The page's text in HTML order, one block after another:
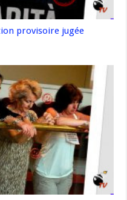
provisoire jugée